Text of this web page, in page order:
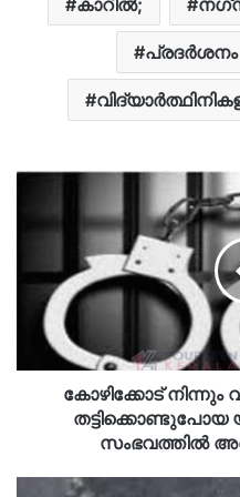
പ്രദർശനം
കോഴിക്കോട്
തട്ടിക്കൊണ്ടുപോയ
സംഭവത്തില്‍